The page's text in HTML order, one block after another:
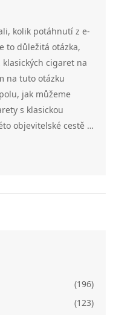
kolik potáhnutí z e-
to důležitá otázka,
cigaret na
na tuto otázku
jak můžeme
s klasickou
objevitelské cestě a
(196)
(123)